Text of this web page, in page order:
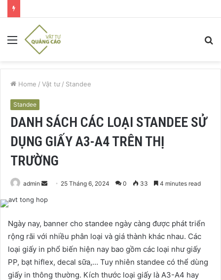
Menu
Home / Vật tư / Standee
Standee
DANH SÁCH CÁC LOẠI STANDEE SỬ
DỤNG GIẤY A3-A4 TRÊN THỊ
TRƯỜNG
admin
Send 25 Tháng 6, 2024 0 33 4 minutes read
Ngày nay, banner cho standee ngày càng được phát triển
rộng rãi với nhiều phân loại và giá thành khác nhau. Các
loại giấy in phổ biến hiện nay bao gồm các loại như giấy
PP, bạt hiflex, decal sữa,… Tuy nhiên standee có thể dùng
giấy in thông thường. Kích thước loại giấy là A3-A4 hay